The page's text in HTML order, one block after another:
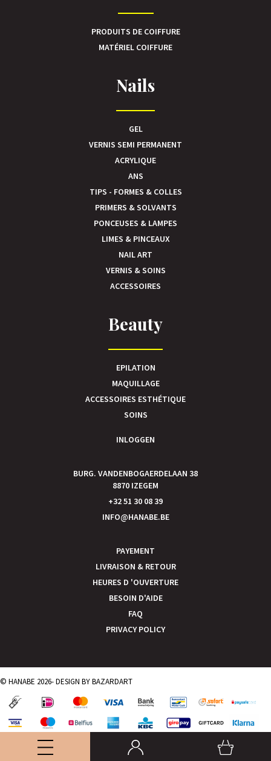
PRODUITS DE COIFFURE
MATÉRIEL COIFFURE
Nails
GEL
VERNIS SEMI PERMANENT
ACRYLIQUE
ANS
TIPS - FORMES & COLLES
PRIMERS & SOLVANTS
PONCEUSES & LAMPES
LIMES & PINCEAUX
NAIL ART
VERNIS & SOINS
ACCESSOIRES
Beauty
EPILATION
MAQUILLAGE
ACCESSOIRES ESTHÉTIQUE
SOINS
INLOGGEN
BURG. VANDENBOGAERDELAAN 38
8870 IZEGEM
+32 51 30 08 39
INFO@HANABE.BE
PAYEMENT
LIVRAISON & RETOUR
HEURES D 'OUVERTURE
BESOIN D'AIDE
FAQ
PRIVACY POLICY
© HANABE 2026- DESIGN BYBAZARDART